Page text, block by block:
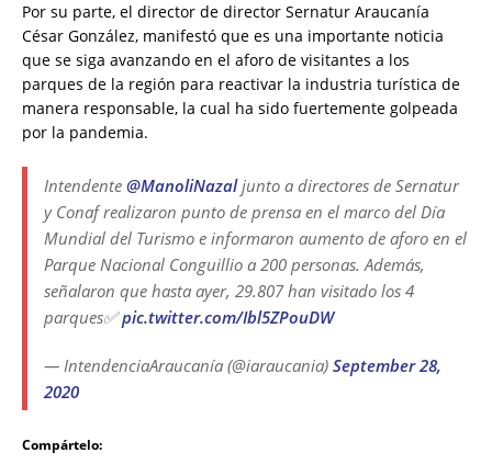
Por su parte, el director de director Sernatur Araucanía
César González, manifestó que es una importante noticia
que se siga avanzando en el aforo de visitantes a los
parques de la región para reactivar la industria turística de
manera responsable, la cual ha sido fuertemente golpeada
por la pandemia.
Intendente @ManoliNazaljunto a directores de Sernatur
y Conaf realizaron punto de prensa en el marco del Día
Mundial del Turismo e informaron aumento de aforo en el
Parque Nacional Conguillio a 200 personas. Además,
señalaron que hasta ayer, 29.807 han visitado los 4
parques✅pic.twitter.com/Ibl5ZPouDW
— IntendenciaAraucanía (@iaraucania) September 28,
2020
Compártelo: